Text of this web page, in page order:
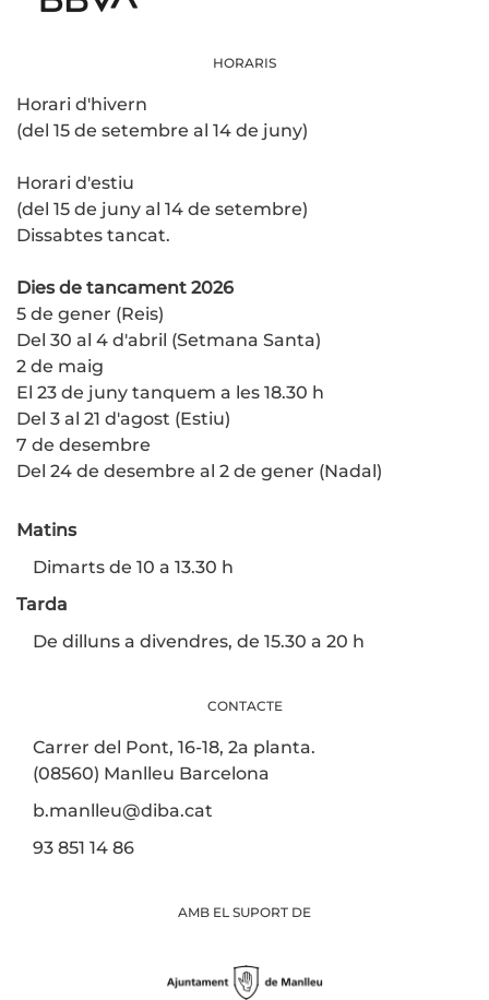
HORARIS
Horari d'hivern
(del 15 de setembre al 14 de juny)
Horari d'estiu
(del 15 de juny al 14 de setembre)
Dissabtes tancat.
Dies de tancament 2026
5 de gener (Reis)
Del 30 al 4 d'abril (Setmana Santa)
2 de maig
El 23 de juny tanquem a les 18.30 h
Del 3 al 21 d'agost (Estiu)
7 de desembre
Del 24 de desembre al 2 de gener (Nadal)
Matins
Dimarts de 10 a 13.30 h
Tarda
De dilluns a divendres, de 15.30 a 20 h
CONTACTE
Carrer del Pont, 16-18, 2a planta.
(08560) Manlleu Barcelona
b.manlleu@diba.cat
93 851 14 86
AMB EL SUPORT DE